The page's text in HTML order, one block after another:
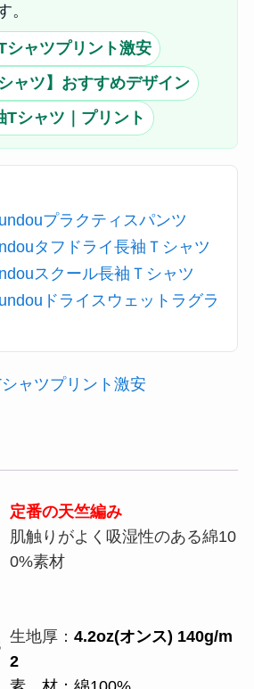
。
シャツプリント激安
ャツ】おすすめデザイン
Tシャツ｜プリント
プラクティスパンツ
タフドライ長袖Ｔシャツ
スクール長袖Ｔシャツ
ドライスウェットラグラ
ャツプリント激安
定番の天竺編み
肌触りがよく吸湿性のある綿10
0%素材
生地厚： 4.2oz(オンス) 140g/m
2